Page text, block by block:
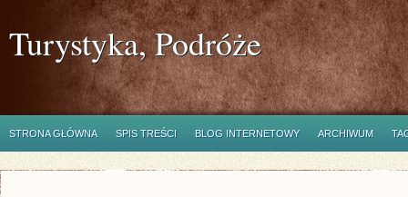
Turystyka, Podróże
STRONA GŁÓWNA SPIS TREŚCI BLOG INTERNETOWY ARCHIWUM